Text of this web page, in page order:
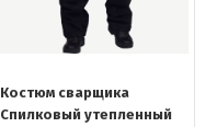
Костюм сварщика
Спилковый утепленный